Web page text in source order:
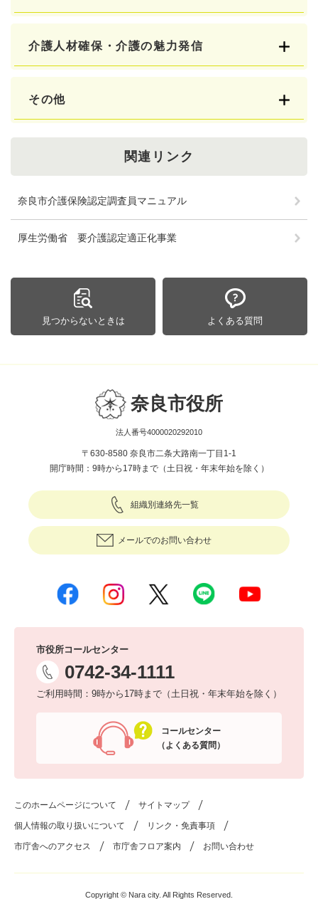
介護人材確保・介護の魅力発信
その他
関連リンク
奈良市介護保険認定調査員マニュアル
厚生労働省 要介護認定適正化事業
見つからないときは よくある質問
奈良市役所
法人番号4000020292010
〒630-8580 奈良市二条大路南一丁目1-1
開庁時間：9時から17時まで（土日祝・年末年始を除く）
組織別連絡先一覧
メールでのお問い合わせ
市役所コールセンター
0742-34-1111
ご利用時間：9時から17時まで（土日祝・年末年始を除く）
コールセンター
（よくある質問）
このホームページについて サイトマップ
個人情報の取り扱いについて リンク・免責事項
市庁舎へのアクセス 市庁舎フロア案内 お問い合わせ
Copyright © Nara city. All Rights Reserved.